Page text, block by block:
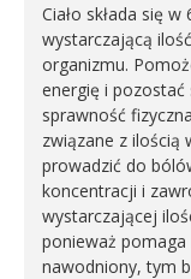
Ciało składa się
wystarczającą
organizmu.
energię i pozostać
sprawność
związane z ilością
prowadzić do
koncentracji i
wystarczającej
ponieważ
nawodniony, tym